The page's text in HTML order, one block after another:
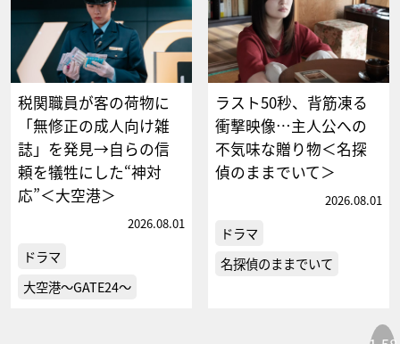
税関職員が客の荷物に
「無修正の成人向け雑
誌」を発見→自らの信
頼を犠牲にした“神対
応”＜大空港＞
2026.08.01
ドラマ
大空港～GATE24～
ラスト50秒、背筋凍る
衝撃映像…主人公への
不気味な贈り物＜名探
偵のままでいて＞
2026.08.01
ドラマ
名探偵のままでいて